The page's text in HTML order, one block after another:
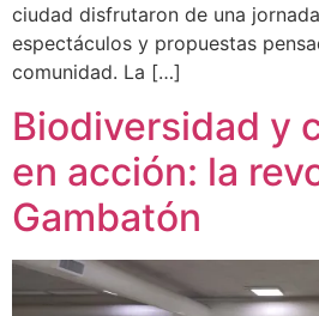
ciudad disfrutaron de una
espectáculos y propuestas
comunidad. La […]
Biodiversidad y
en acción: la
Gambatón